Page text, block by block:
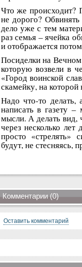
Что же происходит?
не дорого?
дело уже с тем
раз семья – ячейка
и отображается
Посиделки на Вечном
которую возвели в
«Город воинской
скамейку, на
Надо что-то
написать в газету
мысли. А делать вид,
через несколько
просто «стрелять»
будут, не стесняясь,
Комментарии (0)
Оставить комментарий